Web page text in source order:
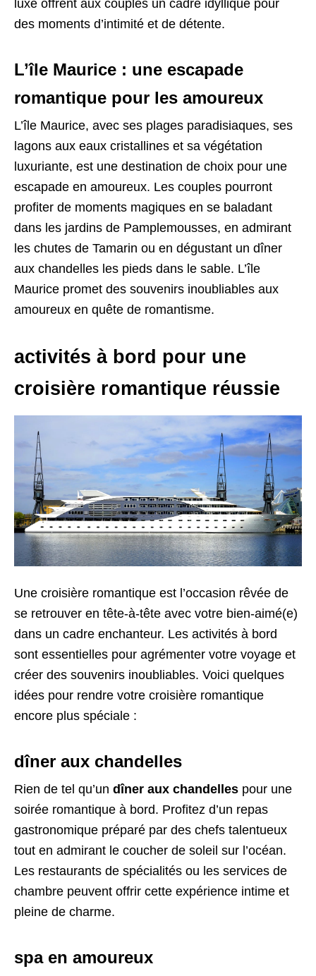
luxe offrent aux couples un cadre idyllique pour
des moments d’intimité et de détente.
L’île Maurice : une escapade
romantique pour les amoureux
L’île Maurice, avec ses plages paradisiaques, ses
lagons aux eaux cristallines et sa végétation
luxuriante, est une destination de choix pour une
escapade en amoureux. Les couples pourront
profiter de moments magiques en se baladant
dans les jardins de Pamplemousses, en admirant
les chutes de Tamarin ou en dégustant un dîner
aux chandelles les pieds dans le sable. L’île
Maurice promet des souvenirs inoubliables aux
amoureux en quête de romantisme.
activités à bord pour une
croisière romantique réussie
Une croisière romantique est l’occasion rêvée de
se retrouver en tête-à-tête avec votre bien-aimé(e)
dans un cadre enchanteur. Les activités à bord
sont essentielles pour agrémenter votre voyage et
créer des souvenirs inoubliables. Voici quelques
idées pour rendre votre croisière romantique
encore plus spéciale :
dîner aux chandelles
Rien de tel qu’un dîner aux chandelles pour une
soirée romantique à bord. Profitez d’un repas
gastronomique préparé par des chefs talentueux
tout en admirant le coucher de soleil sur l’océan.
Les restaurants de spécialités ou les services de
chambre peuvent offrir cette expérience intime et
pleine de charme.
spa en amoureux